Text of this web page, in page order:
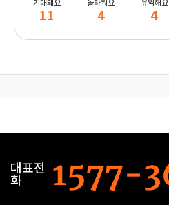
기대돼요
11
놀라워요
4
유익해요
4
대표전
화